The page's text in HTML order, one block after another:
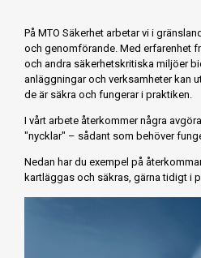
På MTO Säkerhet arbetar vi i
och genomförande. Med erfarenhet
och andra säkerhetskritiska miljöer
anläggningar och verksamheter kan
de är säkra och fungerar i praktiken.
I vårt arbete återkommer några
"nycklar" – sådant som behöver
Nedan har du exempel på
kartläggas och säkras, gärna tidigt i